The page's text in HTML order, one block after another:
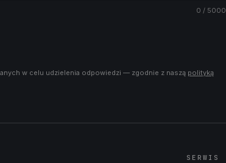
0 / 5000
w celu udzielenia odpowiedzi — zgodnie z naszą polityką
SERWIS